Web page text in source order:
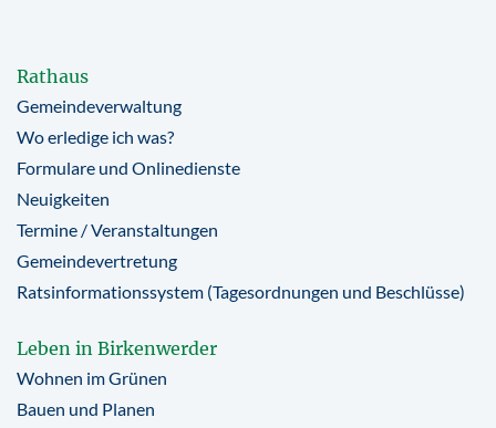
Rathaus
Gemeindeverwaltung
Wo erledige ich was?
Formulare und Onlinedienste
Neuigkeiten
Termine / Veranstaltungen
Gemeindevertretung
Ratsinformationssystem (Tagesordnungen und Beschlüsse)
Leben in Birkenwerder
Wohnen im Grünen
Bauen und Planen